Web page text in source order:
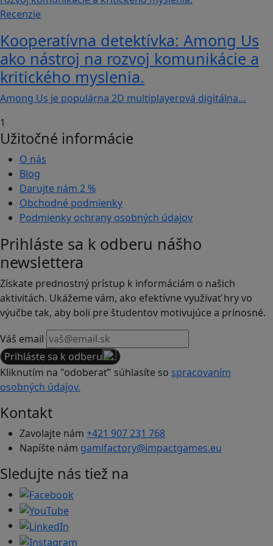
Recenzie
Kooperatívna detektívka: Among Us
ako nástroj na rozvoj komunikácie a
kritického myslenia.
Among Us je populárna 2D multiplayerová digitálna…
1
Užitočné informácie
O nás
Blog
Darujte nám 2 %
Obchodné podmienky
Podmienky ochrany osobných údajov
Prihláste sa k odberu nášho
newslettera
Získate prednostný prístup k informáciám o našich
aktivitách. Ukážeme vám, ako efektívne využívať hry vo
výučbe tak, aby boli pre študentov motivujúce a prínosné.
Váš email
Prihláste sa k odberu
Kliknutím na "odoberať" súhlasíte so spracovaním
osobných údajov.
Kontakt
Zavolajte nám +421 907 231 768
Napíšte nám gamifactory@impactgames.eu
Sledujte nás tiež na